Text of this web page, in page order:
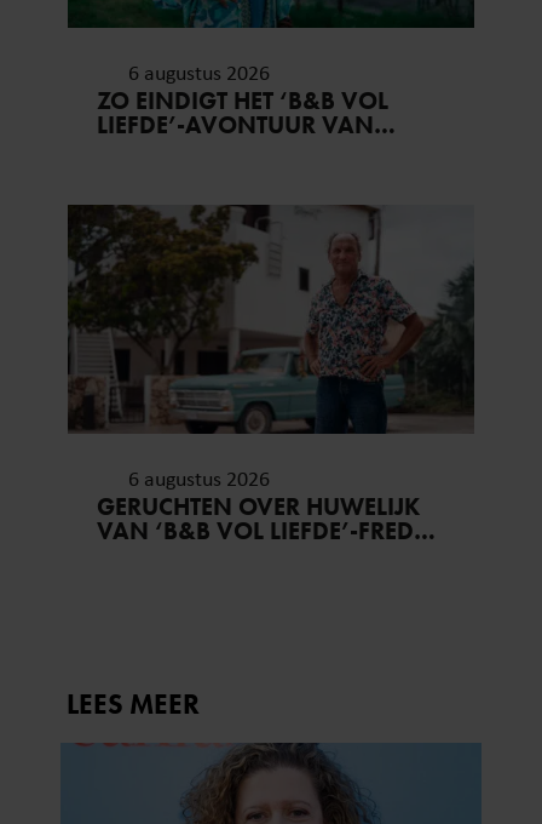
6 augustus 2026
ZO EINDIGT HET ‘B&B VOL
LIEFDE’-AVONTUUR VAN
6 augustus 2026
GERUCHTEN OVER HUWELIJK
VAN ‘B&B VOL LIEFDE’-FRED